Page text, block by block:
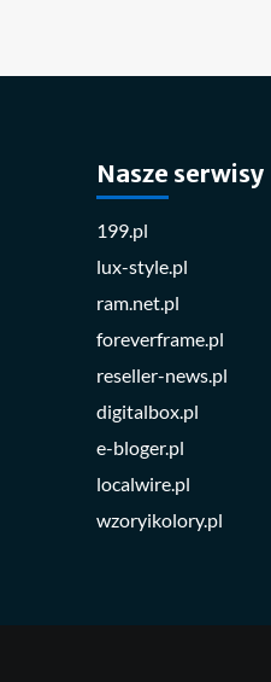
Nasze serwisy
199.pl
lux-style.pl
ram.net.pl
foreverframe.pl
reseller-news.pl
digitalbox.pl
e-bloger.pl
localwire.pl
wzoryikolory.pl